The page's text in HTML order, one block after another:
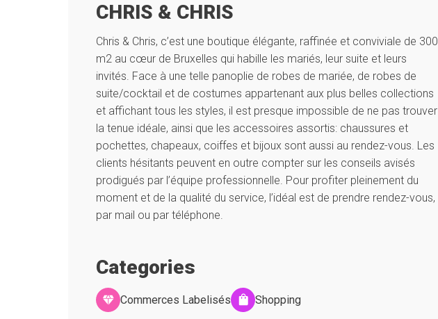
CHRIS & CHRIS
Chris & Chris, c’est une boutique élégante, raffinée et conviviale de 300
m2 au cœur de Bruxelles qui habille les mariés, leur suite et leurs
invités. Face à une telle panoplie de robes de mariée, de robes de
suite/cocktail et de costumes appartenant aux plus belles collections
et affichant tous les styles, il est presque impossible de ne pas trouver
la tenue idéale, ainsi que les accessoires assortis: chaussures et
pochettes, chapeaux, coiffes et bijoux sont aussi au rendez-vous. Les
clients hésitants peuvent en outre compter sur les conseils avisés
prodigués par l’équipe professionnelle. Pour profiter pleinement du
moment et de la qualité du service, l’idéal est de prendre rendez-vous,
par mail ou par téléphone.
Categories
Commerces Labelisés Shopping